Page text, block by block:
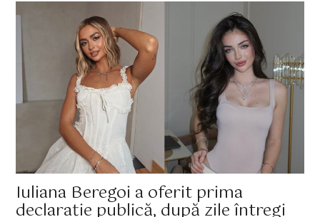
Iuliana Beregoi a oferit prima
declarație publică, după zile întregi